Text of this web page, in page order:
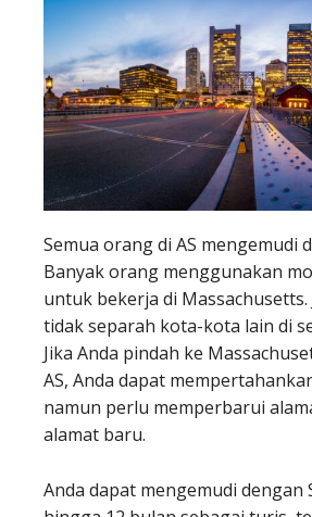
Semua orang di AS mengemudi
Banyak orang menggunakan
untuk bekerja di Massachusetts.
tidak separah kota-kota lain di
Jika Anda pindah ke
AS, Anda dapat
namun perlu memperbarui
alamat baru.
Anda dapat mengemudi dengan